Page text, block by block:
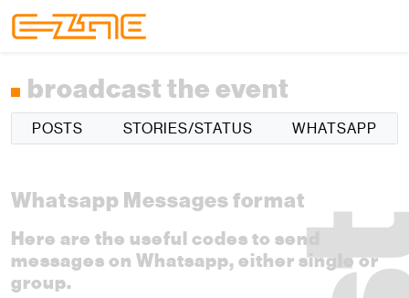
broadcast the event
POSTS STORIES/STATUS WHATSAPP
Whatsapp Messages format
Here are the useful codes to send
messages on Whatsapp, either single or
group.